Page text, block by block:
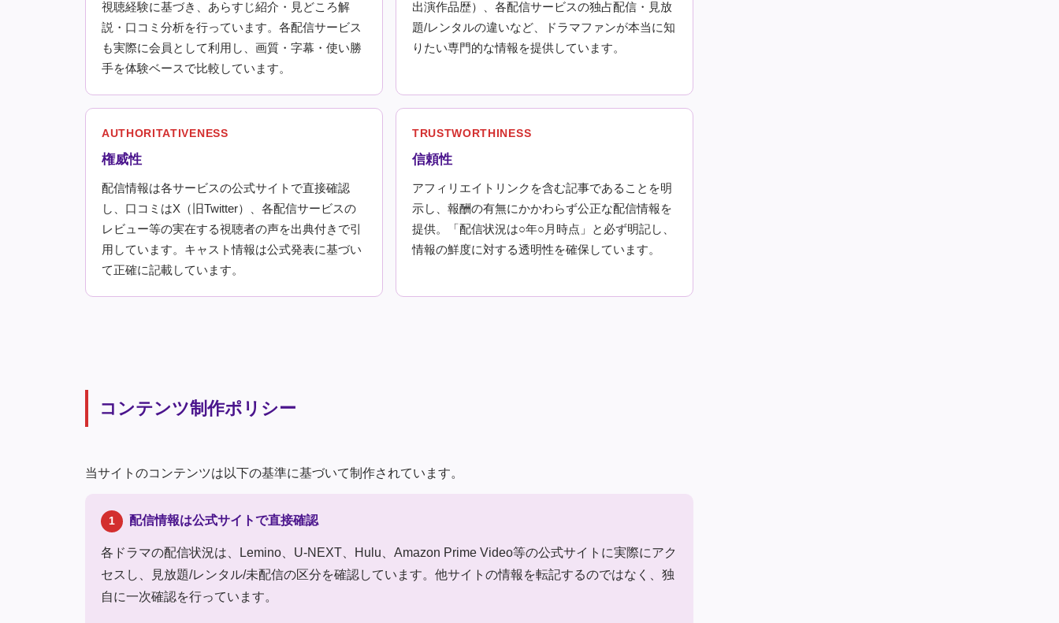
視聴経験に基づき、あらすじ紹介・見どころ解
説・口コミ分析を行っています。各配信サービス
も実際に会員として利用し、画質・字幕・使い勝
手を体験ベースで比較しています。
出演作品歴）、各配信サービスの独占配信・見放
題/レンタルの違いなど、ドラマファンが本当に知
りたい専門的な情報を提供しています。
AUTHORITATIVENESS
権威性
配信情報は各サービスの公式サイトで直接確認
し、口コミはX（旧Twitter）、各配信サービスの
レビュー等の実在する視聴者の声を出典付きで引
用しています。キャスト情報は公式発表に基づい
て正確に記載しています。
TRUSTWORTHINESS
信頼性
アフィリエイトリンクを含む記事であることを明
示し、報酬の有無にかかわらず公正な配信情報を
提供。「配信状況は○年○月時点」と必ず明記し、
情報の鮮度に対する透明性を確保しています。
コンテンツ制作ポリシー
当サイトのコンテンツは以下の基準に基づいて制作されています。
1 配信情報は公式サイトで直接確認
各ドラマの配信状況は、Lemino、U-NEXT、Hulu、Amazon Prime Video等の公式サイトに実際にアク
セスし、見放題/レンタル/未配信の区分を確認しています。他サイトの情報を転記するのではなく、独
自に一次確認を行っています。